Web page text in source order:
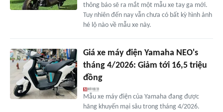
thông báo sẽ ra mắt một mẫu xe tay ga mới.
Tuy nhiên đến nay vẫn chưa có bất kỳ hình ảnh
hé lộ nào về mẫu xe này.
Giá xe máy điện Yamaha NEO's
tháng 4/2026: Giảm tới 16,5 triệu
đồng
Mẫu xe máy điện của Yamaha đang được
hãng khuyến mại sâu trong tháng 4/2026.